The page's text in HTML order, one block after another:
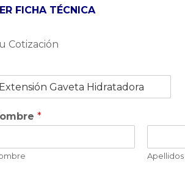
FICHA TÉCNICA
Cotización
*
Apellidos